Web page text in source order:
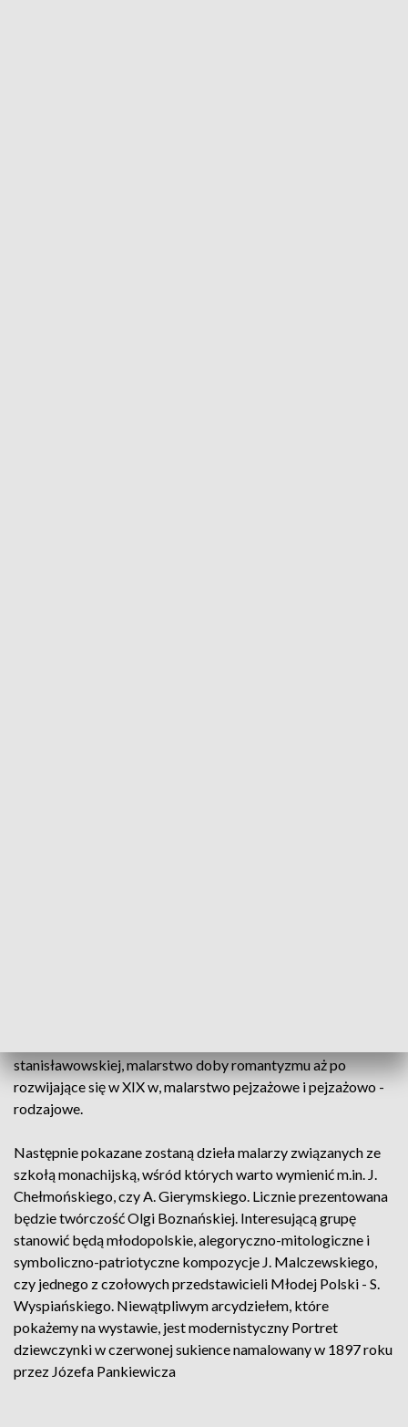
stanisławowskiej, malarstwo doby romantyzmu aż po
rozwijające się w XIX w, malarstwo pejzażowe i pejzażowo -
rodzajowe.
Następnie pokazane zostaną dzieła malarzy związanych ze
szkołą monachijską, wśród których warto wymienić m.in. J.
Chełmońskiego, czy A. Gierymskiego. Licznie prezentowana
będzie twórczość Olgi Boznańskiej. Interesującą grupę
stanowić będą młodopolskie, alegoryczno-mitologiczne i
symboliczno-patriotyczne kompozycje J. Malczewskiego,
czy jednego z czołowych przedstawicieli Młodej Polski - S.
Wyspiańskiego. Niewątpliwym arcydziełem, które
pokażemy na wystawie, jest modernistyczny Portret
dziewczynki w czerwonej sukience namalowany w 1897 roku
przez Józefa Pankiewicza